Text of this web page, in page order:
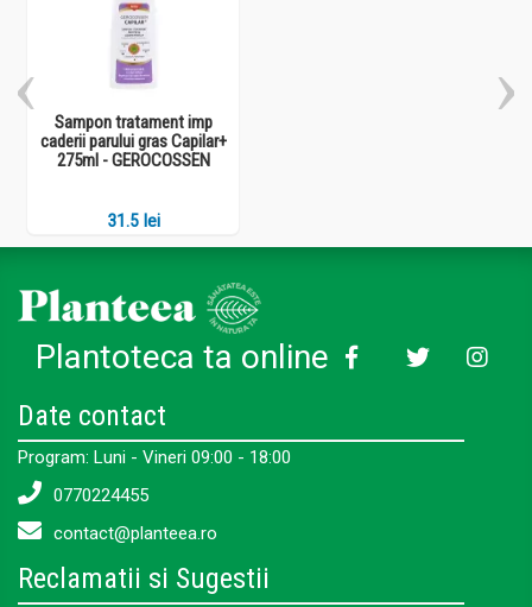
Sampon tratament imp
caderii parului gras Capilar+
275ml - GEROCOSSEN
31.5 lei
Plantoteca ta online
Date contact
Program: Luni - Vineri 09:00 - 18:00
0770224455
contact@planteea.ro
Reclamatii si Sugestii